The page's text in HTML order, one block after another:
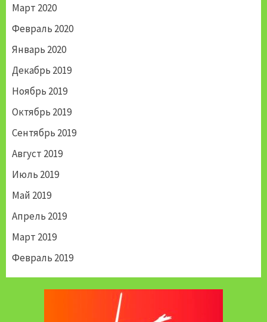
Март 2020
Февраль 2020
Январь 2020
Декабрь 2019
Ноябрь 2019
Октябрь 2019
Сентябрь 2019
Август 2019
Июль 2019
Май 2019
Апрель 2019
Март 2019
Февраль 2019